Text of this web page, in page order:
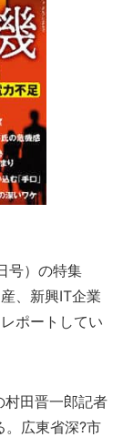
号）の特集
、新興IT企業
ポートしてい
田晋一郎記者
。広東省深?市